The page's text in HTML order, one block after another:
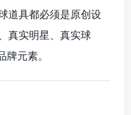
道具都必须是原创设
真实明星、真实球
元素。